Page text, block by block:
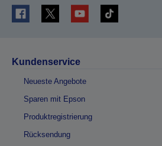
Kundenservice
Neueste Angebote
Sparen mit Epson
Produktregistrierung
Rücksendung